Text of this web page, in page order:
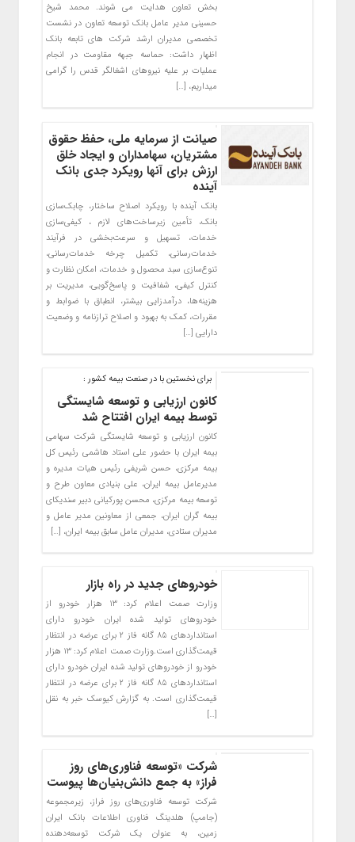
بخش تعاون هدایت می شوند. محمد شیخ
حسینی مدیر عامل بانک توسعه تعاون در نشست
تخصصی مدیران ارشد شرکت های تابعه بانک
اظهار داشت: حماسه جبهه مقاومت در انجام
عملیات بر علیه نیروهای اشغالگر قدس را گرامی
میداریم، […]
صیانت از سرمایه ملی، حفظ حقوق
مشتریان، سهامداران و ایجاد خلق
ارزش برای آنها رویکرد جدی بانک
آینده
بانک آینده با رویکرد اصلاح ساختار، چابک‌سازی
بانک، تأمین زیرساخت‌های لازم ، کیفی‌سازی
خدمات، تسهیل و سرعت‌بخشی در فرآیند
خدمات‌رسانی، تکمیل چرخه خدمات‌رسانی،
تنوع‌سازی سبد محصول و خدمات، امکان نظارت و
کنترل کیفی، شفافیت و پاسخ‌گویی، مدیریت بر
هزینه‌ها، درآمدزایی بیشتر، انطباق با ضوابط و
مقررات، کمک به بهبود و اصلاح ترازنامه و وضعیت
دارایی […]
برای نخستین با در صنعت بیمه کشور :
کانون ارزیابی و توسعه شایستگی
توسط بیمه ایران افتتاح شد
کانون ارزیابی و توسعه شایستگی شرکت سهامی
بیمه ایران با حضور علی استاد هاشمی رئیس کل
بیمه مرکزی، حسن شریفی رئیس هیات مدیره و
مدیرعامل بیمه ایران، علی بنیادی معاون طرح و
توسعه بیمه مرکزی، محسن پورکیانی دبیر سندیکای
بیمه گران ایران، جمعی از معاونین مدیر عامل و
مدیران ستادی، مدیران عامل سابق بیمه ایران، […]
خودرو‌های جدید در راه بازار
وزارت صمت اعلام کرد: ۱۳ هزار خودرو از
خودرو‌های تولید شده ایران خودرو دارای
استاندارد‌های ۸۵ گانه فاز ۲ برای عرضه در انتظار
قیمت‌گذاری است.وزارت صمت اعلام کرد: ۱۳ هزار
خودرو از خودرو‌های تولید شده ایران خودرو دارای
استاندارد‌های ۸۵ گانه فاز ۲ برای عرضه در انتظار
قیمت‌گذاری است. به گزارش کیوسک خبر به نقل
[…]
شرکت «توسعه فناوری‌های روز
فراز» به جمع دانش‌بنیان‌‌ها پیوست
شرکت توسعه فناوری‌های روز فراز، زیرمجموعه
(جامپ) هلدینگ فناوری اطلاعات بانک ایران
زمین، به عنوان یک شرکت توسعه‌دهنده